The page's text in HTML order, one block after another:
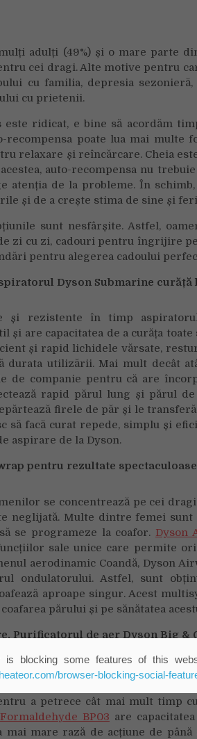
de
Crăciun.
adulți (49%) și o mare parte
cei dragi. Alte motive pentru
cu familia, depresia
cu prietenii.
este ridicat, e bine să acordăm
poate lua mai multe
relaxare și reîncărcare. Cheia
auto-recompensa nu
atenția de la probleme. În
și de a crește stima de sine și
sunt nesfârșite. Astfel,
zi cu zi, cadouri pentru îngrijire
pentru alegerea cadoului
Dyson Submarine
și rezistente în timp
și are capacitatea de a curăța
și rapid lichidele vărsate,
durata utilizării. Mai mult decât
de companie pentru că are
rapid părul lung și părul de
firele de păr și le
să facă curat repede, simplu și
aspirare de la Dyson.
pentru rezultate
se concentrează pe cei
neglijată. Multe dintre femei
se programeze la coafor. Dyson
sale unice care permite
aerodinamic Coandă, Dyson
ondulatorului. Astfel, sunt
aproape singur. Acest
părului și pe sănătatea
Purificatorul de aer Dyson Big &
le poate face este în sănătate.
a petrece cât mai mult timp
BP03 are
mai mare rază de acțiune de
is blocking some features of this
browser-blocking-social-